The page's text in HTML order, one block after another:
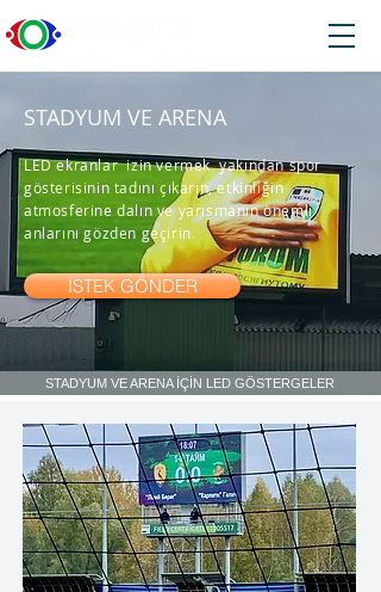
STADYUM VE ARENA
LED ekranlar izin vermek yakından spor
gösterisinin tadını çıkarın, etkinliğin
atmosferine dalın ve yarışmanın önemli
anlarını gözden geçirin.
İSTEK GÖNDER
STADYUM VE ARENA İÇİN LED GÖSTERGELER